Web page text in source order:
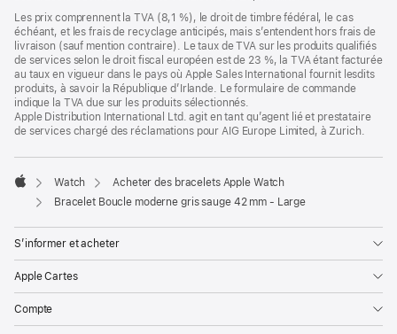
Les prix comprennent la TVA (8,1 %), le droit de timbre fédéral, le cas
échéant, et les frais de recyclage anticipés, mais s’entendent hors frais de
livraison (sauf mention contraire). Le taux de TVA sur les produits qualifiés
de services selon le droit fiscal européen est de 23 %, la TVA étant facturée
au taux en vigueur dans le pays où Apple Sales International fournit lesdits
produits, à savoir la République d’Irlande. Le formulaire de commande
indique la TVA due sur les produits sélectionnés.
Apple Distribution International Ltd. agit en tant qu’agent lié et prestataire
de services chargé des réclamations pour AIG Europe Limited, à Zurich.
Apple
Watch
Acheter des bracelets Apple Watch
Bracelet Boucle moderne gris sauge 42 mm - Large
S’informer et acheter
Apple Cartes
Compte